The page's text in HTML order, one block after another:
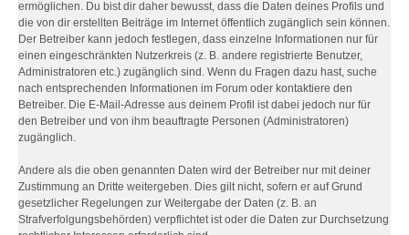
ermöglichen. Du bist dir daher bewusst, dass die Daten deines Profils und
die von dir erstellten Beiträge im Internet öffentlich zugänglich sein können.
Der Betreiber kann jedoch festlegen, dass einzelne Informationen nur für
einen eingeschränkten Nutzerkreis (z. B. andere registrierte Benutzer,
Administratoren etc.) zugänglich sind. Wenn du Fragen dazu hast, suche
nach entsprechenden Informationen im Forum oder kontaktiere den
Betreiber. Die E-Mail-Adresse aus deinem Profil ist dabei jedoch nur für
den Betreiber und von ihm beauftragte Personen (Administratoren)
zugänglich.
Andere als die oben genannten Daten wird der Betreiber nur mit deiner
Zustimmung an Dritte weitergeben. Dies gilt nicht, sofern er auf Grund
gesetzlicher Regelungen zur Weitergabe der Daten (z. B. an
Strafverfolgungsbehörden) verpflichtet ist oder die Daten zur Durchsetzung